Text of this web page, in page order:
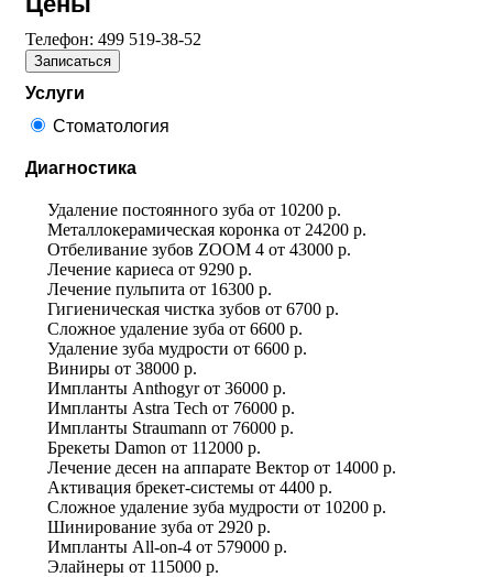
Телефон: 499 519-38-52
Записаться
Услуги
Стоматология
Диагностика
Удаление постоянного зуба от 10200 р.
Металлокерамическая коронка от 24200 р.
Отбеливание зубов ZOOM 4 от 43000 р.
Лечение кариеса от 9290 р.
Лечение пульпита от 16300 р.
Гигиеническая чистка зубов от 6700 р.
Сложное удаление зуба от 6600 р.
Удаление зуба мудрости от 6600 р.
Виниры от 38000 р.
Импланты Anthogyrот 36000 р.
Импланты Astra Tech от 76000 р.
Импланты Straumann от 76000 р.
Брекеты Damon от 112000 р.
Лечение десен на аппарате Вектор от 14000 р.
Активация брекет-системы от 4400 р.
Сложное удаление зуба мудрости от 10200 р.
Шинирование зуба от 2920 р.
Импланты All-on-4 от 579000 р.
Элайнеры от 115000 р.